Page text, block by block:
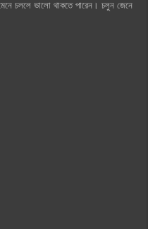
চললে ভালো থাকতে পারেন। চলুন জেনে